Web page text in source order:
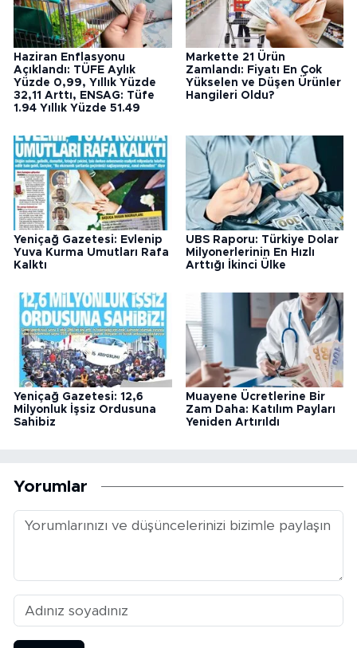
Haziran Enflasyonu
Açıklandı: TÜFE Aylık
Yüzde 0,99, Yıllık Yüzde
32,11 Arttı, ENSAG: Tüfe
1.94 Yıllık Yüzde 51.49
Markette 21 Ürün
Zamlandı: Fiyatı En Çok
Yükselen ve Düşen Ürünler
Hangileri Oldu?
Yeniçağ Gazetesi: Evlenip
Yuva Kurma Umutları Rafa
Kalktı
UBS Raporu: Türkiye Dolar
Milyonerlerinin En Hızlı
Arttığı İkinci Ülke
Yeniçağ Gazetesi: 12,6
Milyonluk İşsiz Ordusuna
Sahibiz
Muayene Ücretlerine Bir
Zam Daha: Katılım Payları
Yeniden Artırıldı
Yorumlar